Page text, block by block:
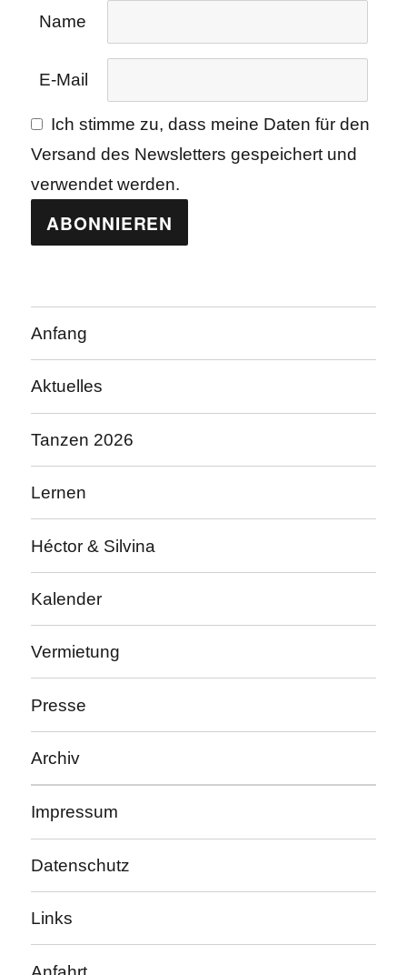
Name
E-Mail
Ich stimme zu, dass meine Daten für den
Versand des Newsletters gespeichert und
verwendet werden.
Anfang
Aktuelles
Tanzen 2026
Lernen
Héctor & Silvina
Kalender
Vermietung
Presse
Archiv
Impressum
Datenschutz
Links